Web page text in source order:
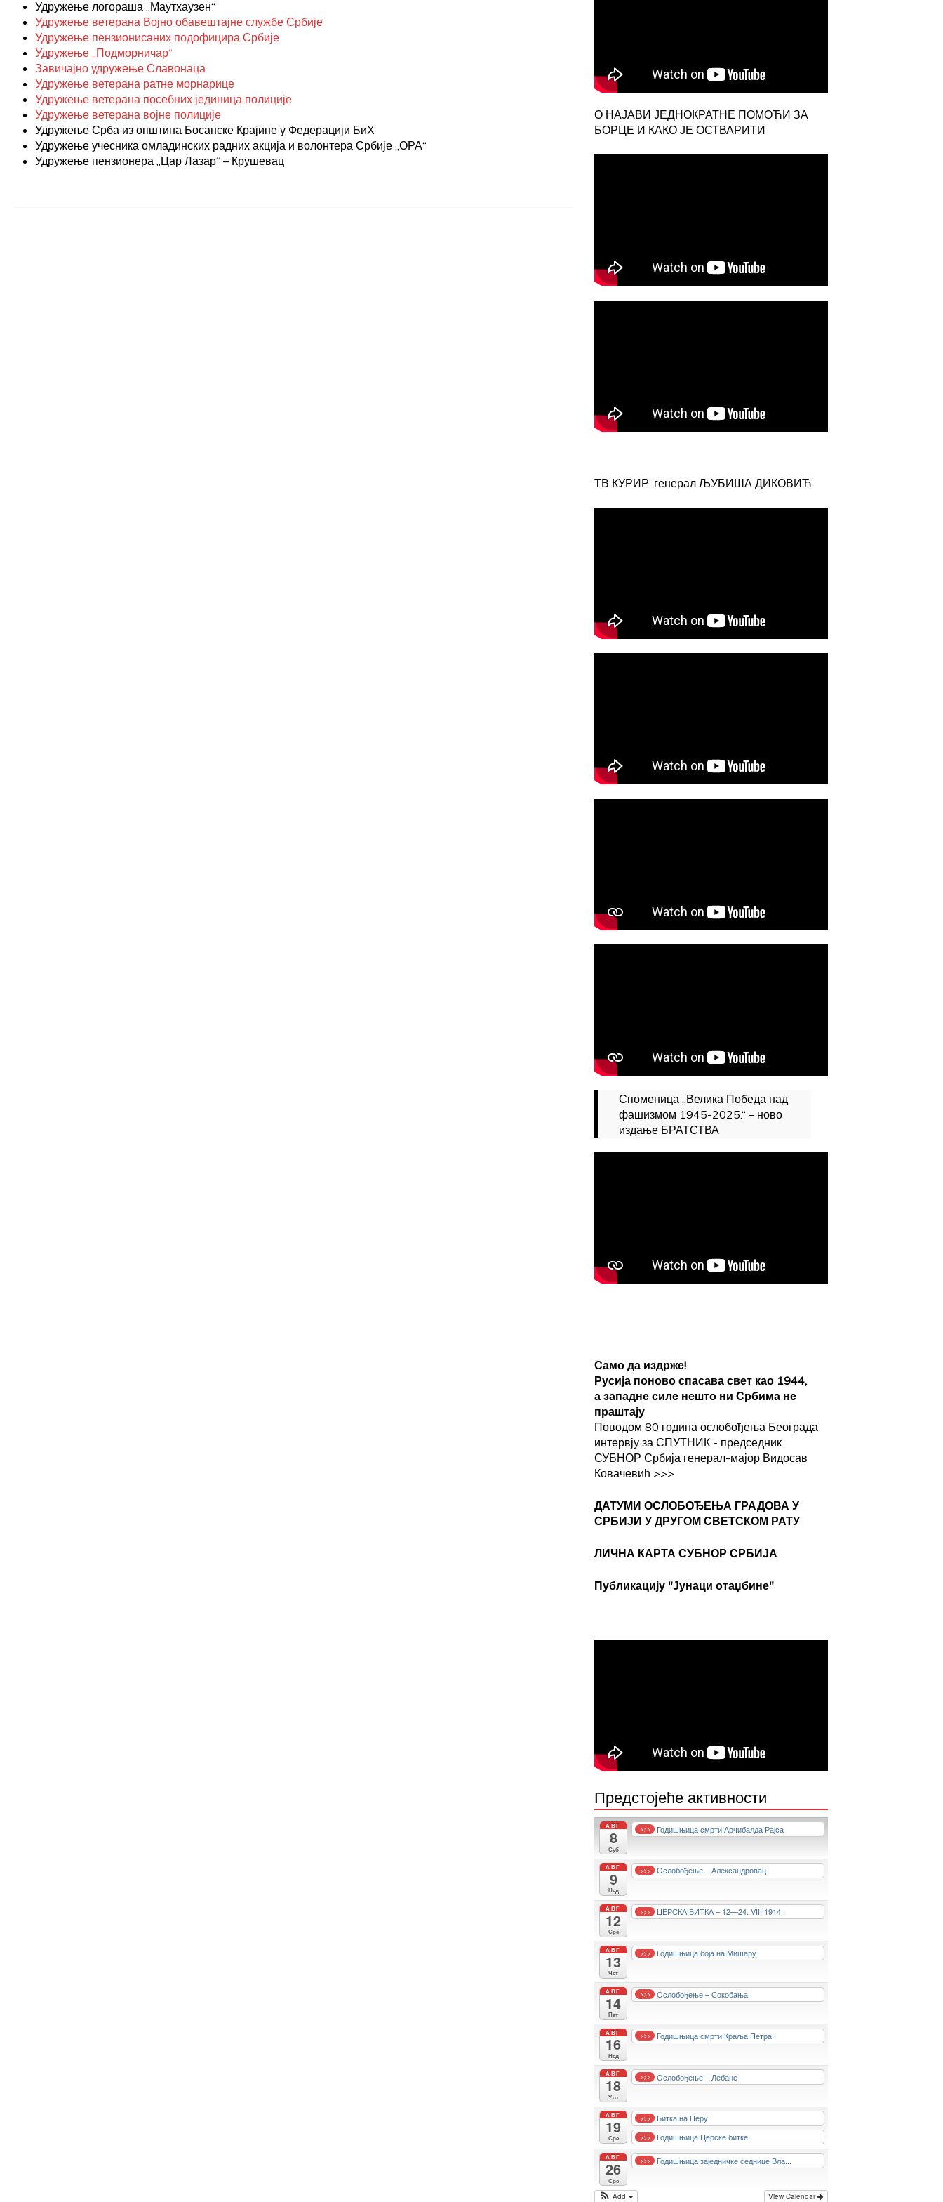
Удружење логораша „Маутхаузен“
Удружење ветерана Војно обавештајне службе Србије
Удружење пензионисаних подофицира Србије
Удружење „Подморничар“
Завичајно удружење Славонаца
Удружење ветерана ратне морнарице
Удружење ветерана посебних јединица полиције
Удружење ветерана војне полиције
Удружење Срба из општина Босанске Крајине у Федерацији БиХ
Удружење учесника омладинских радних акција и волонтера Србије „ОРА“
Удружење пензионера „Цар Лазар“ – Крушевац
О НАЈАВИ ЈЕДНОКРАТНЕ ПОМОЋИ ЗА
БОРЦЕ И КАКО ЈЕ ОСТВАРИТИ
ТВ КУРИР: генерал ЉУБИША ДИКОВИЋ
Споменица „Велика Победа над
фашизмом 1945-2025.“ – ново
издање БРАТСТВА
Само да издрже!
Русија поново спасава свет као 1944,
а западне силе нешто ни Србима не
праштају
Поводом 80 година ослобођења Београда
интервју за СПУТНИК - председник
СУБНОР Србија генерал-мајор Видосав
Ковачевић >>>
ДАТУМИ ОСЛОБОЂЕЊА ГРАДОВА У
СРБИЈИ У ДРУГОМ СВЕТСКОМ РАТУ
ЛИЧНА КАРТА СУБНОР СРБИЈА
Публикацију "Јунаци отаџбине"
Предстојеће активности
АВГ
8
Суб
>>> Годишњица смрти Арчибалда Рајса
АВГ
9
Нед
>>> Ослобођење – Александровац
АВГ
12
Сре
>>> ЦЕРСКА БИТКА – 12—24. VIII 1914.
АВГ
13
Чет
>>> Годишњица боја на Мишару
АВГ
14
Пет
>>> Ослобођење – Сокобања
АВГ
16
Нед
>>> Годишњица смрти Краља Петра I
АВГ
18
Уто
>>> Ослобођење – Лебане
АВГ
19
Сре
>>> Битка на Церу
>>> Годишњица Церске битке
АВГ
26
Сре
>>> Годишњица заједничке седнице Вла...
View Calendar
Add